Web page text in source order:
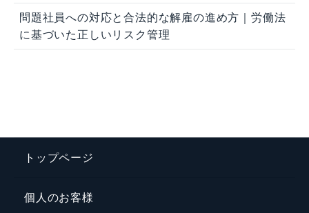
問題社員への対応と合法的な解雇の進め方｜労働法
に基づいた正しいリスク管理
トップページ
個人のお客様